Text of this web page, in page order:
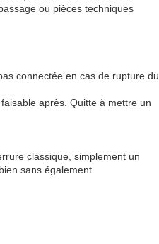
ou pièces techniques
connectée en cas de rupture du
après. Quitte à mettre un
classique, simplement un
sans également.